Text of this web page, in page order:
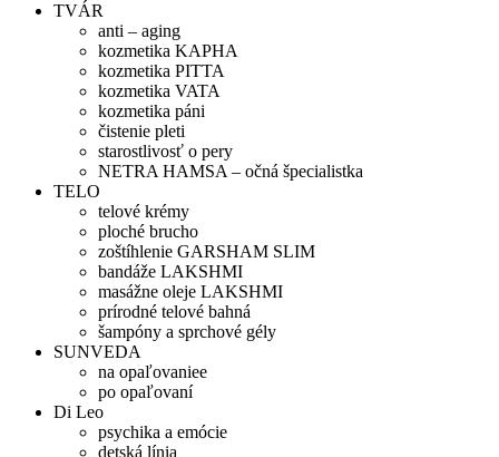
TVÁR
anti – aging
kozmetika KAPHA
kozmetika PITTA
kozmetika VATA
kozmetika páni
čistenie pleti
starostlivosť o pery
NETRA HAMSA – očná špecialistka
TELO
telové krémy
ploché brucho
zoštíhlenie GARSHAM SLIM
bandáže LAKSHMI
masážne oleje LAKSHMI
prírodné telové bahná
šampóny a sprchové gély
SUNVEDA
na opaľovaniee
po opaľovaní
Di Leo
psychika a emócie
detská línia